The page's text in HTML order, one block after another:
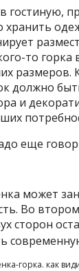
гостиную,
то горка
размеров.
должно
и
еще
может
Во
сторон
горка. как